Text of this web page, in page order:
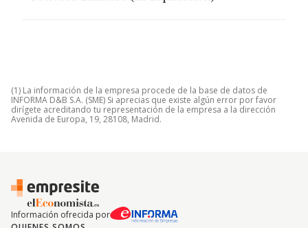
(1) La información de la empresa procede de la base de datos de
INFORMA D&B S.A. (SME) Si aprecias que existe algún error por favor
dirígete acreditando tu representación de la empresa a la dirección
Avenida de Europa, 19, 28108, Madrid.
Información ofrecida por